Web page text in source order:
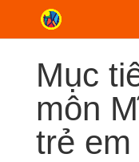
Mục
môn
trẻ em